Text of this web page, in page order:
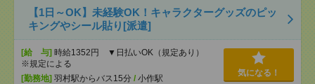
【1日～OK】未経験OK！キャラクターグッズのピッ
キングやシール貼り[派遣]
[給 与] 時給1352円 ▼日払いOK（規定あり）
※規定による
[勤務地] 羽村駅からバス15分 / 小作駅
気になる！